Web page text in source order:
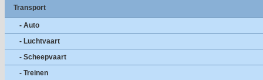
Transport
- Auto
- Luchtvaart
- Scheepvaart
- Treinen